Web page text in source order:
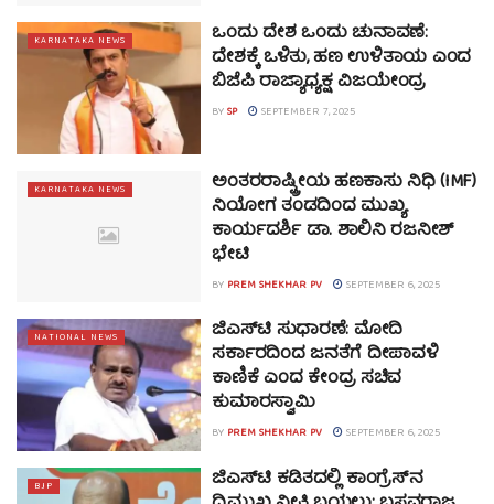
KARNATAKA NEWS ಒಂದು ದೇಶ ಒಂದು ಚುನಾವಣೆ:
ದೇಶಕ್ಕೆ ಒಳಿತು, ಹಣ ಉಳಿತಾಯ ಎಂದ
ಬಿಜೆಪಿ ರಾಜ್ಯಾಧ್ಯಕ್ಷ ವಿಜಯೇಂದ್ರ
BYSP SEPTEMBER 7, 2025
KARNATAKA NEWS ಅಂತರರಾಷ್ಟ್ರೀಯ ಹಣಕಾಸು ನಿಧಿ (IMF)
ನಿಯೋಗ ತಂಡದಿಂದ ಮುಖ್ಯ
ಕಾರ್ಯದರ್ಶಿ ಡಾ. ಶಾಲಿನಿ ರಜನೀಶ್
ಭೇಟಿ
BY PREM SHEKHAR PV SEPTEMBER 6, 2025
NATIONAL NEWS ಜಿಎಸ್‌ಟಿ ಸುಧಾರಣೆ: ಮೋದಿ
ಸರ್ಕಾರದಿಂದ ಜನತೆಗೆ ದೀಪಾವಳಿ
ಕಾಣಿಕೆ ಎಂದ ಕೇಂದ್ರ ಸಚಿವ
ಕುಮಾರಸ್ವಾಮಿ
BY PREM SHEKHAR PV SEPTEMBER 6, 2025
BJP ಜಿಎಸ್‌ಟಿ ಕಡಿತದಲ್ಲಿ ಕಾಂಗ್ರೆಸ್‌ನ